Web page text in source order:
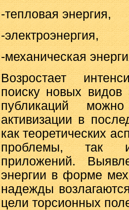
-тепловая энергия,
-электроэнергия,
-механическая
Возростает
поиску новых
публикаций
активизации в
как теоретических
проблемы, так и
приложений.
энергии в форме
надежды
цели торсионных